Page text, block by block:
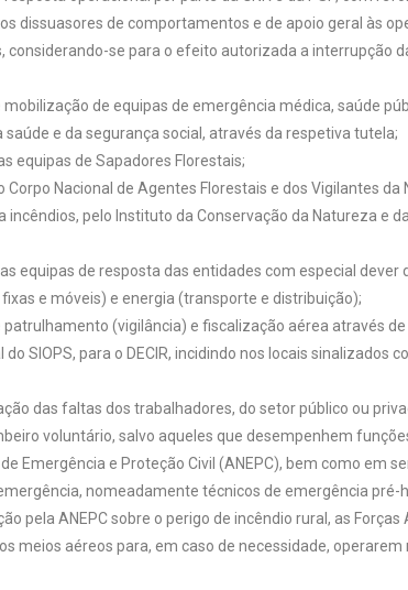
dissuasores de comportamentos e de apoio geral às
considerando-se para o efeito autorizada a interrupção
de equipas de emergência médica, saúde
e da segurança social, através da respetiva tutela;
equipas de Sapadores Florestais;
Nacional de Agentes Florestais e dos Vigilantes
pelo Instituto da Conservação da Natureza e
equipas de resposta das entidades com especial dever
e móveis) e energia (transporte e distribuição);
patrulhamento (vigilância) e fiscalização aérea através
SIOPS, para o DECIR, incidindo nos locais sinalizados
das faltas dos trabalhadores, do setor público ou
voluntário, salvo aqueles que desempenhem
Emergência e Proteção Civil (ANEPC), bem como em
nomeadamente técnicos de emergência pré-
pela ANEPC sobre o perigo de incêndio rural, as
meios aéreos para, em caso de necessidade,